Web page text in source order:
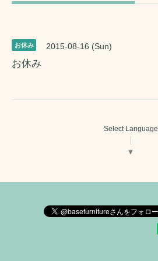
お休み 2015-08-16 (Sun)
お休み
Select Language
▼